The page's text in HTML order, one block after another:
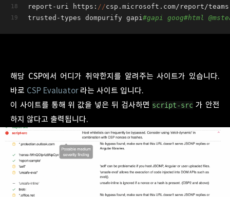
report-uri https: //csp.microsoft.com/report/teams-
trusted-types dompurify gapi #gapi goog#html
해당 CSP에서 어디가 취약한지를 알려주는 사이트가 있습니다.
바로 CSP Evaluator라는 사이트 입니다.
이 사이트를 통해 위 값을 넣은 뒤 검사하면 script-src 가 안전
하지 않다고 출력됩니다.